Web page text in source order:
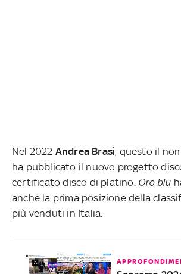
Nel 2022 Andrea Brasi, questo il
ha pubblicato il nuovo progetto
certificato disco di platino. Oro blu
anche la prima posizione della
più venduti in Italia.